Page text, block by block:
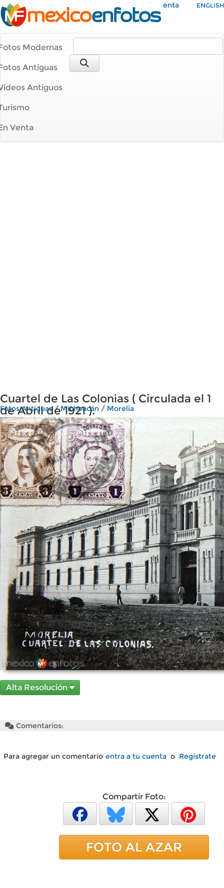
Mi Cuenta ENGLISH
Modernas
Antiguas
Antiguos
Venta
Cuartel de Las Colonias ( Circulada el 1
de Abril de 1921 ).
Fotos Antiguas/Michoacán / Morelia
Alta Resolución
Comentarios:
Para agregar un comentario entra a tu cuenta o Regístrate
Compartir Foto:
FOTO AL AZAR